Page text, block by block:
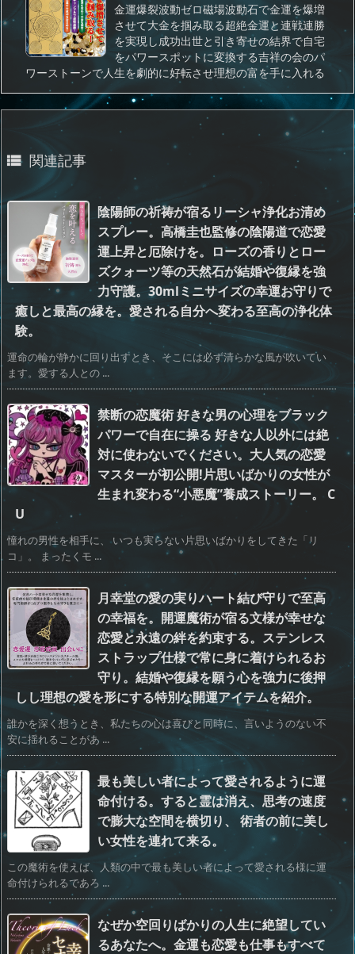
金運爆裂波動ゼロ磁場波動石で金運を爆増
させて大金を掴み取る超絶金運と連戦連勝
を実現し成功出世と引き寄せの結界で自宅
をパワースポットに変換する吉祥の会のパ
ワーストーンで人生を劇的に好転させ理想の富を手に入れる
 関連記事
陰陽師の祈祷が宿るリーシャ浄化お清め
スプレー。高橋圭也監修の陰陽道で恋愛
運上昇と厄除けを。ローズの香りとロー
ズクォーツ等の天然石が結婚や復縁を強
力守護。30mlミニサイズの幸運お守りで
癒しと最高の縁を。愛される自分へ変わる至高の浄化体
験。
運命の輪が静かに回り出すとき、そこには必ず清らかな風が吹いてい
ます。愛する人との ...
禁断の恋魔術 好きな男の心理をブラック
パワーで自在に操る 好きな人以外には絶
対に使わないでください。大人気の恋愛
マスターが初公開!片思いばかりの女性が
生まれ変わる“小悪魔”養成ストーリー。 C
U
憧れの男性を相手に、 いつも実らない片思いばかりをしてきた「リ
コ」。 まったくモ ...
月幸堂の愛の実りハート結び守りで至高
の幸福を。開運魔術が宿る文様が幸せな
恋愛と永遠の絆を約束する。ステンレス
ストラップ仕様で常に身に着けられるお
守り。結婚や復縁を願う心を強力に後押
しし理想の愛を形にする特別な開運アイテムを紹介。
誰かを深く想うとき、私たちの心は喜びと同時に、言いようのない不
安に揺れることがあ ...
最も美しい者によって愛されるように運
命付ける。すると霊は消え、思考の速度
で膨大な空間を横切り、 術者の前に美し
い女性を連れて来る。
この魔術を使えば、人類の中で最も美しい者によって愛される様に運
命付けられるであろ ...
なぜか空回りばかりの人生に絶望してい
るあなたへ。金運も恋愛も仕事もすべて